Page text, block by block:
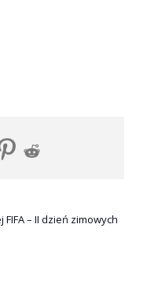
– II dzień zimowych